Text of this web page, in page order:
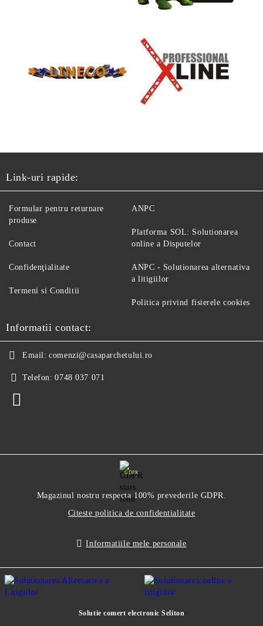
Link-uri rapide:
Formular pentru returnare
produse
Contact
Confidenţialitate
Termeni si Conditii
ANPC
Platforma SOL: Solutionarea
online a Disputelor
ANPC - Solutionarea alternativa
a litigiilor
Politica privind fisierele cookies
Informatii contact:
Email: comenzi@casaparchetului.ro
Telefon: 0748 037 071
GDPR
Magazinul nostru respecta 100% prevederile GDPR.
Citeste politica de confidentialitate
Informatiile mele personale
Solutie comert electronic Seliton